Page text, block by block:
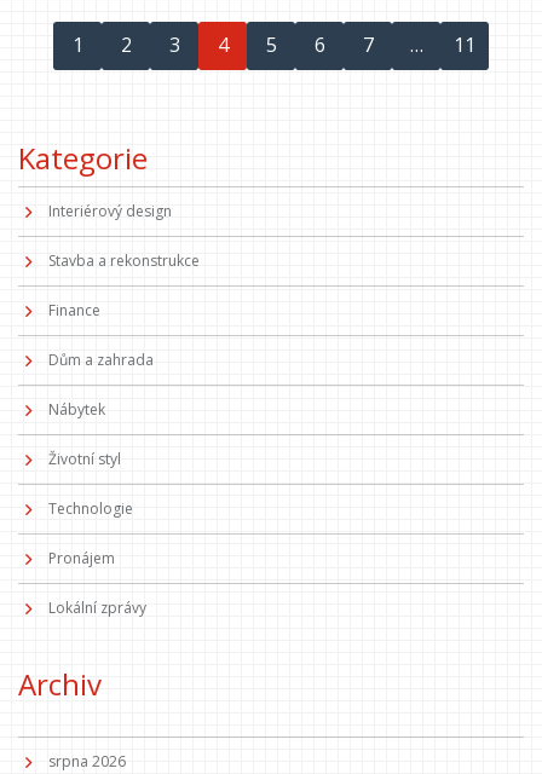
1 2 3 4 5 6 7 … 11
Kategorie
Interiérový design
Stavba a rekonstrukce
Finance
Dům a zahrada
Nábytek
Životní styl
Technologie
Pronájem
Lokální zprávy
Archiv
srpna 2026